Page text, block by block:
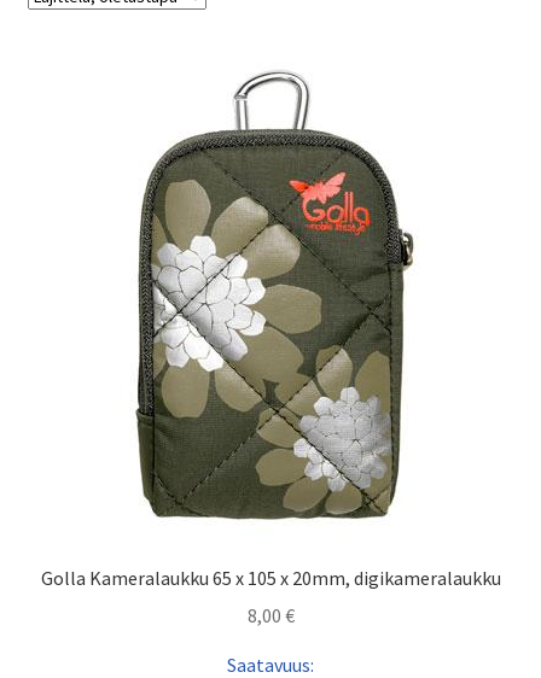
Golla Kameralaukku 65 x 105 x 20mm, digikameralaukku
8,00 €
Saatavuus: